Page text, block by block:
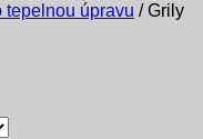
tepelnou úpravu /Grily